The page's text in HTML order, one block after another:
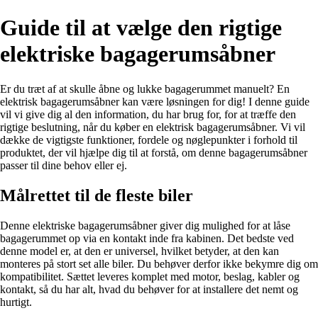
Guide til at vælge den rigtige
elektriske bagagerumsåbner
Er du træt af at skulle åbne og lukke bagagerummet manuelt? En
elektrisk bagagerumsåbner kan være løsningen for dig! I denne guide
vil vi give dig al den information, du har brug for, for at træffe den
rigtige beslutning, når du køber en elektrisk bagagerumsåbner. Vi vil
dække de vigtigste funktioner, fordele og nøglepunkter i forhold til
produktet, der vil hjælpe dig til at forstå, om denne bagagerumsåbner
passer til dine behov eller ej.
Målrettet til de fleste biler
Denne elektriske bagagerumsåbner giver dig mulighed for at låse
bagagerummet op via en kontakt inde fra kabinen. Det bedste ved
denne model er, at den er universel, hvilket betyder, at den kan
monteres på stort set alle biler. Du behøver derfor ikke bekymre dig om
kompatibilitet. Sættet leveres komplet med motor, beslag, kabler og
kontakt, så du har alt, hvad du behøver for at installere det nemt og
hurtigt.